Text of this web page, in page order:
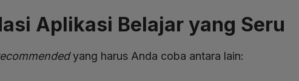
Aplikasi Belajar yang Seru
yang harus Anda coba antara lain: